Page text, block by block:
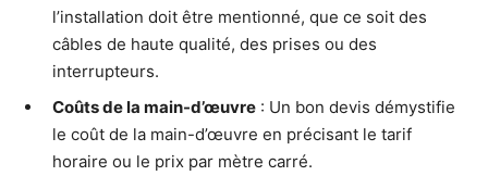
l’installation doit être mentionné, que ce soit des
câbles de haute qualité, des prises ou des
interrupteurs.
Coûts de la main-d’œuvre : Un bon devis démystifie
le coût de la main-d’œuvre en précisant le tarif
horaire ou le prix par mètre carré.